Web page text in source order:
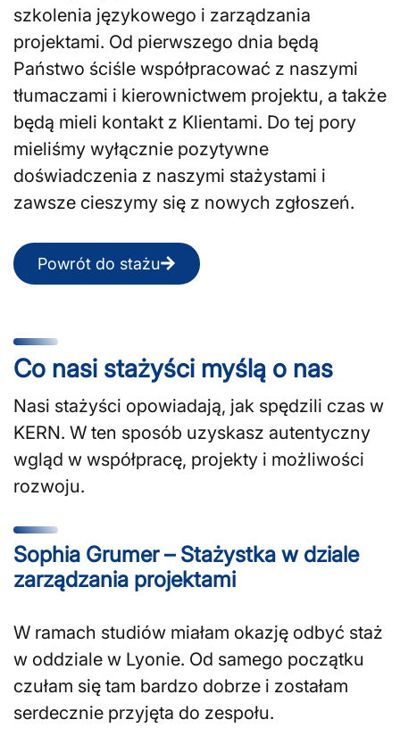
szkolenia językowego i zarządzania
projektami. Od pierwszego dnia będą
Państwo ściśle współpracować z naszymi
tłumaczami i kierownictwem projektu, a także
będą mieli kontakt z Klientami. Do tej pory
mieliśmy wyłącznie pozytywne
doświadczenia z naszymi stażystami i
zawsze cieszymy się z nowych zgłoszeń.
Powrót do stażu
Co nasi stażyści myślą o nas
Nasi stażyści opowiadają, jak spędzili czas w
KERN. W ten sposób uzyskasz autentyczny
wgląd w współpracę, projekty i możliwości
rozwoju.
Sophia Grumer – Stażystka w dziale
zarządzania projektami
W ramach studiów miałam okazję odbyć staż
w oddziale w Lyonie. Od samego początku
czułam się tam bardzo dobrze i zostałam
serdecznie przyjęta do zespołu.